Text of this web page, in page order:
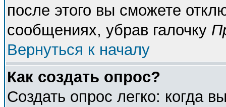
после этого вы сможете
сообщениях, убрав галочку
Вернуться к началу
Как создать опрос?
Создать опрос легко: когда